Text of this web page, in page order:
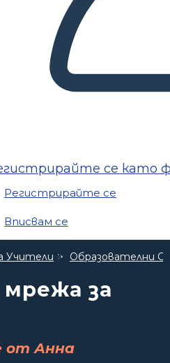
се като
Регистрирайте се
Вписвам се
Учители Образователни
за
от Анна